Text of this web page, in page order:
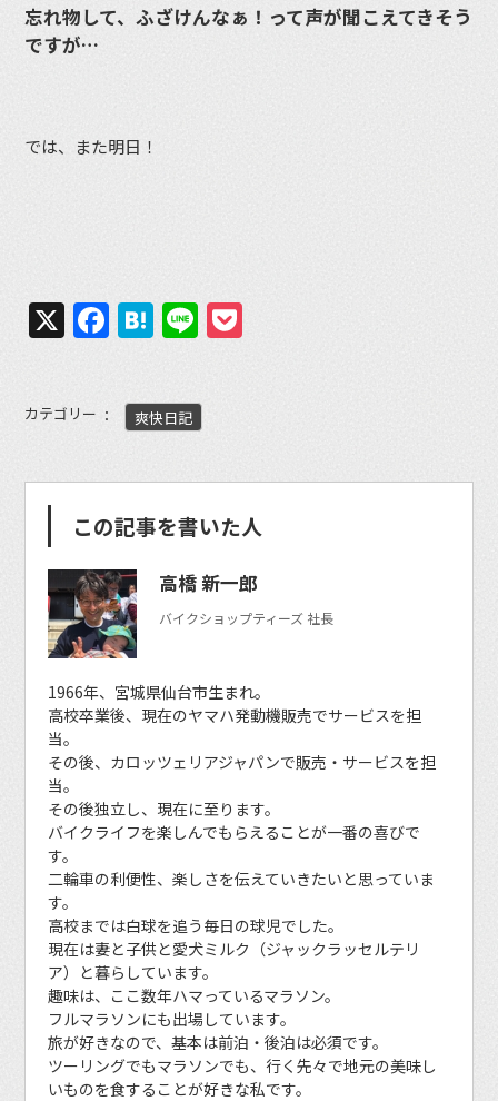
忘れ物して、ふざけんなぁ！って声が聞こえてきそう
ですが…
では、また明日！
X Facebook
Hatena
Line
カテゴリー 爽快日記
この記事を書いた人
高橋 新一郎
バイクショップティーズ 社長
1966年、宮城県仙台市生まれ。
高校卒業後、現在のヤマハ発動機販売でサービスを担
当。
その後、カロッツェリアジャパンで販売・サービスを担
当。
その後独立し、現在に至ります。
バイクライフを楽しんでもらえることが一番の喜びで
す。
二輪車の利便性、楽しさを伝えていきたいと思っていま
す。
高校までは白球を追う毎日の球児でした。
現在は妻と子供と愛犬ミルク（ジャックラッセルテリ
ア）と暮らしています。
趣味は、ここ数年ハマっているマラソン。
フルマラソンにも出場しています。
旅が好きなので、基本は前泊・後泊は必須です。
ツーリングでもマラソンでも、行く先々で地元の美味し
いものを食することが好きな私です。